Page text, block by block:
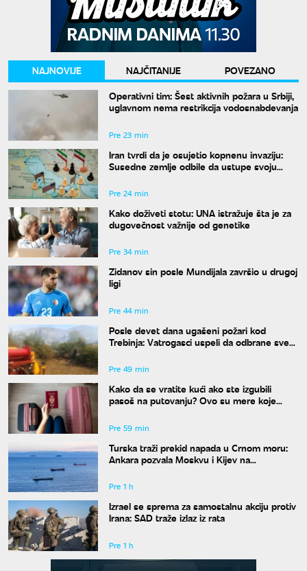
NAJNOVIJE NAJČITANIJE
POVEZANO
Operativni tim: Šest aktivnih požara u Srbiji,
uglavnom nema restrikcija vodosnabdevanja
Pre 23 min
Iran tvrdi da je osujetio kopnenu invaziju:
Susedne zemlje odbile da ustupe svoju
Pre 24 min
Kako doživeti stotu: UNA istražuje šta je za
dugovečnost važnije od genetike
Pre 34 min
Zidanov sin posle Mundijala završio u drugoj
ligi
Pre 44 min
Posle devet dana ugašeni požari kod
Trebinja: Vatrogasci uspeli da odbrane sve
Pre 49 min
Kako da se vratite kući ako ste izgubili
pasoš na putovanju? Ovo su mere koje
Pre 59 min
Turska traži prekid napada u Crnom moru:
Ankara pozvala Moskvu i Kijev na
Pre 1 h
Izrael se sprema za samostalnu akciju protiv
Irana: SAD traže izlaz iz rata
Pre 1 h